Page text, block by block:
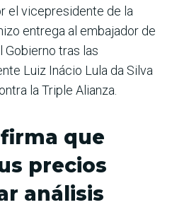
el vicepresidente de la
entrega al embajador de
Gobierno tras las
Luiz Inácio Lula da Silva
la Triple Alianza.
que
precios
análisis